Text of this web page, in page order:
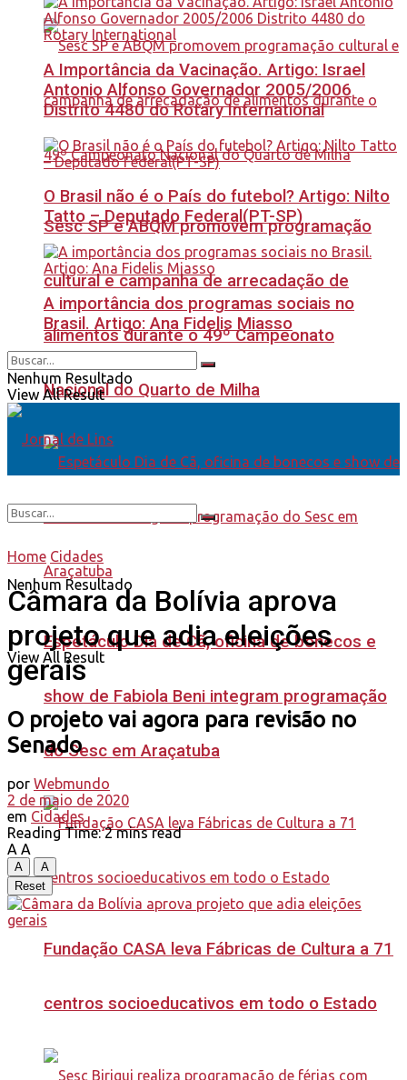
Sesc SP e ABQM promovem programação
cultural e campanha de arrecadação de
alimentos durante o 49º Campeonato
Nacional do Quarto de Milha
Espetáculo Dia de Cã, oficina de bonecos e
show de Fabiola Beni integram programação
do Sesc em Araçatuba
Fundação CASA leva Fábricas de Cultura a 71
centros socioeducativos em todo o Estado
A Importância da Vacinação. Artigo: Israel
Antonio Alfonso Governador 2005/2006
Distrito 4480 do Rotary International
O Brasil não é o País do futebol? Artigo: Nilto
Tatto – Deputado Federal(PT-SP)
A importância dos programas sociais no
Brasil. Artigo: Ana Fidelis Miasso
Nenhum Resultado
View All Result
Nenhum Resultado
View All Result
Home Cidades
Câmara da Bolívia aprova
projeto que adia eleições
gerais
O projeto vai agora para revisão no
Senado
por Webmundo
2 de maio de 2020
em Cidades
Reading Time: 2 mins read
A A
A
A
Reset